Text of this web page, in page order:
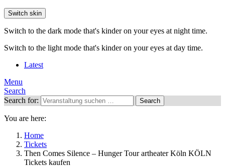
Switch skin
Switch to the dark mode that's kinder on your eyes at night time.
Switch to the light mode that's kinder on your eyes at day time.
Latest
Menu
Search
Search for:
Search
You are here:
Home
Tickets
Then Comes Silence – Hunger Tour artheater Köln KÖLN
Tickets kaufen